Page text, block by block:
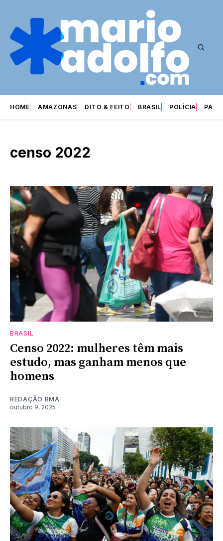
HOME AMAZONAS DITO & FEITO BRASIL POLÍCIA
censo 2022
BRASIL
Censo 2022: mulheres têm mais
estudo, mas ganham menos que
homens
REDAÇÃO BMA
outubro 9, 2025